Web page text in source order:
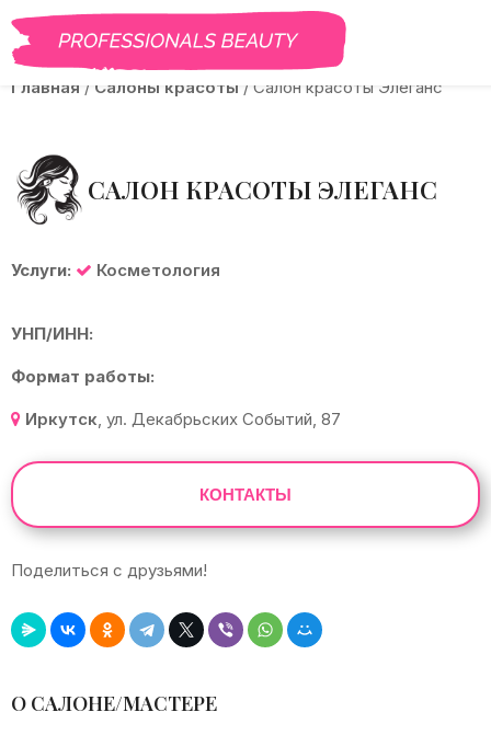
BEAUTY PRO САЛОНЫ ВАКАНСИИ КУРСЫ
Главная / Салоны красоты / Салон красоты Элеганс
САЛОН КРАСОТЫ ЭЛЕГАНС
Услуги: Косметология
УНП/ИНН:
Формат работы:
Иркутск, ул. Декабрьских Событий, 87
КОНТАКТЫ
Поделиться с друзьями!
−
О САЛОНЕ/МАСТЕРЕ